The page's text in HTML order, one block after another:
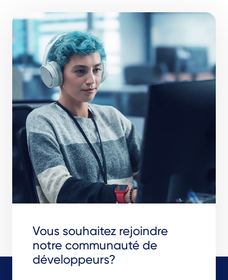
Vous souhaitez rejoindre
notre communauté de
développeurs?